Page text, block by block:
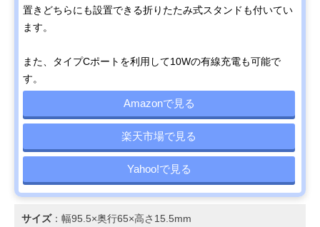
置きどちらにも設置できる折りたたみ式スタンドも付いてい
ます。
また、タイプCポートを利用して10Wの有線充電も可能で
す。
Amazonで見る
楽天市場で見る
Yahoo!で見る
サイズ：幅95.5×奥行65×高さ15.5mm